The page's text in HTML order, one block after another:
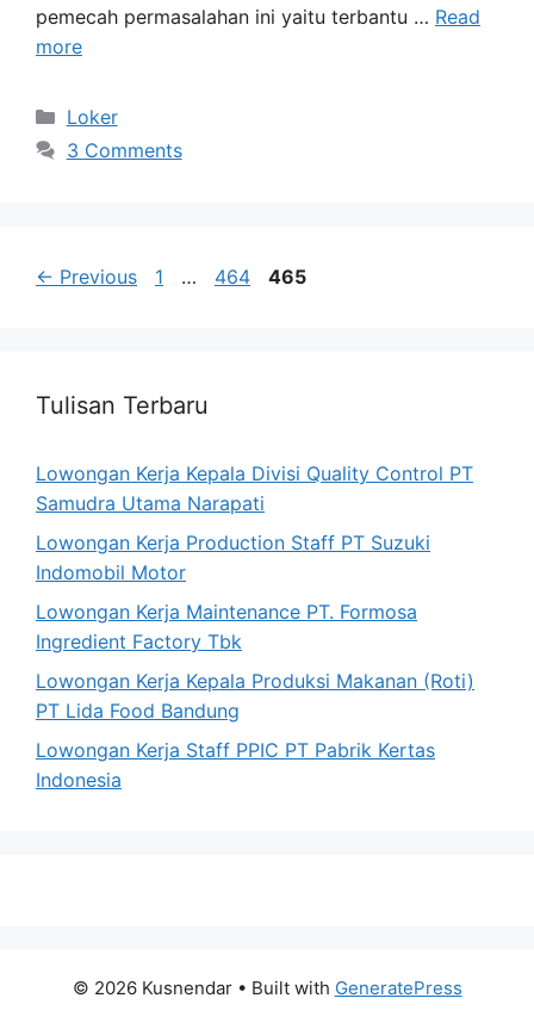
pemecah permasalahan ini yaitu terbantu … Read
more
Categories
Loker
3 Comments
← Previous Page
1 … Page
464 Page
465
Tulisan Terbaru
Lowongan Kerja Kepala Divisi Quality Control PT
Samudra Utama Narapati
Lowongan Kerja Production Staff PT Suzuki
Indomobil Motor
Lowongan Kerja Maintenance PT. Formosa
Ingredient Factory Tbk
Lowongan Kerja Kepala Produksi Makanan (Roti)
PT Lida Food Bandung
Lowongan Kerja Staff PPIC PT Pabrik Kertas
Indonesia
© 2026 Kusnendar• Built with GeneratePress